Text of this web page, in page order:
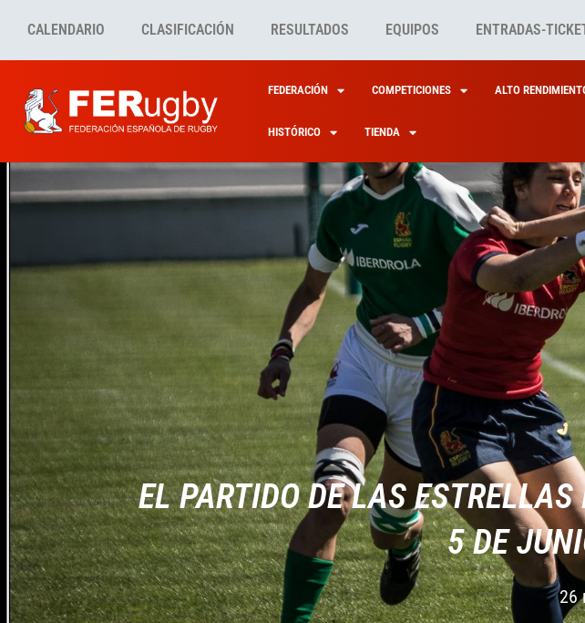
CALENDARIO CLASIFICACIÓN RESULTADOS EQUIPOS ENTRADAS-
FEDERACIÓN COMPETICIONES ALTO
HISTÓRICO TIENDA
EL PARTIDO DE LAS
5 DE
26